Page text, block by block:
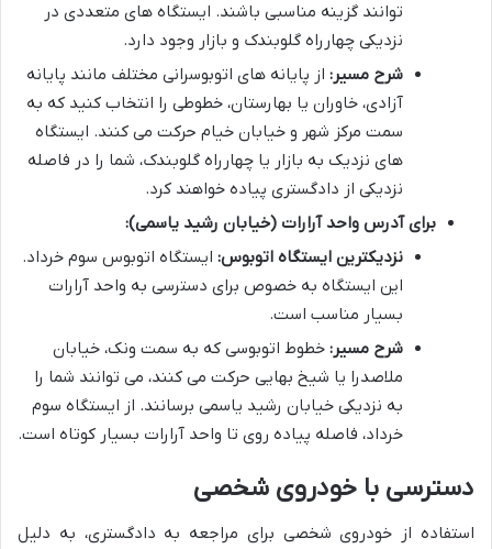
توانند گزینه مناسبی باشند. ایستگاه های متعددی در
نزدیکی چهارراه گلوبندک و بازار وجود دارد.
شرح مسیر: از پایانه های اتوبوسرانی مختلف مانند پایانه
آزادی، خاوران یا بهارستان، خطوطی را انتخاب کنید که به
سمت مرکز شهر و خیابان خیام حرکت می کنند. ایستگاه
های نزدیک به بازار یا چهارراه گلوبندک، شما را در فاصله
نزدیکی از دادگستری پیاده خواهند کرد.
برای آدرس واحد آرارات (خیابان رشید یاسمی):
نزدیکترین ایستگاه اتوبوس: ایستگاه اتوبوس سوم خرداد.
این ایستگاه به خصوص برای دسترسی به واحد آرارات
بسیار مناسب است.
شرح مسیر: خطوط اتوبوسی که به سمت ونک، خیابان
ملاصدرا یا شیخ بهایی حرکت می کنند، می توانند شما را
به نزدیکی خیابان رشید یاسمی برسانند. از ایستگاه سوم
خرداد، فاصله پیاده روی تا واحد آرارات بسیار کوتاه است.
دسترسی با خودروی شخصی
استفاده از خودروی شخصی برای مراجعه به دادگستری، به دلیل